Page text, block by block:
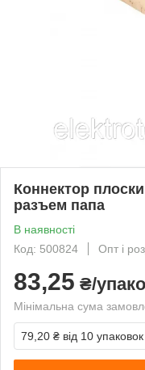
Коннектор
разъем папа
В наявності
Код: 500824
Опт і
83,25 ₴/
Мінімальна сума
79,20 ₴ від 10 упаковок